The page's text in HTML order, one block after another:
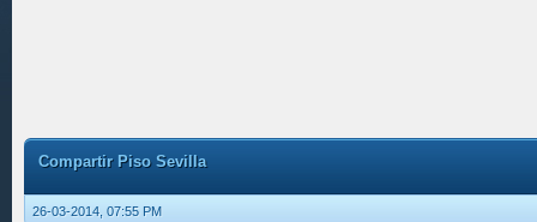
Compartir Piso Sevilla
26-03-2014, 07:55 PM